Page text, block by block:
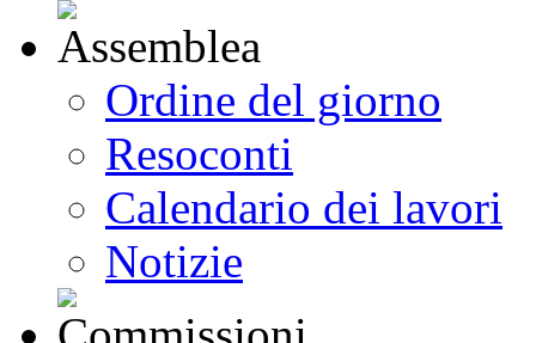
Ordine del giorno
Resoconti
Calendario dei lavori
Notizie